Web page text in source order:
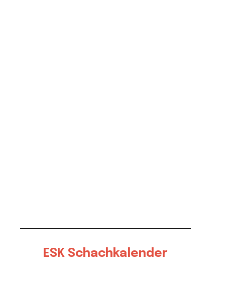
ESK Schachkalender